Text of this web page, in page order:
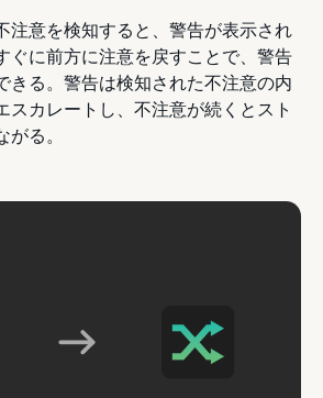
注意を検知すると、警告が表示され
ぐに前方に注意を戻すことで、警告
きる。警告は検知された不注意の内
スカレートし、不注意が続くとスト
る。